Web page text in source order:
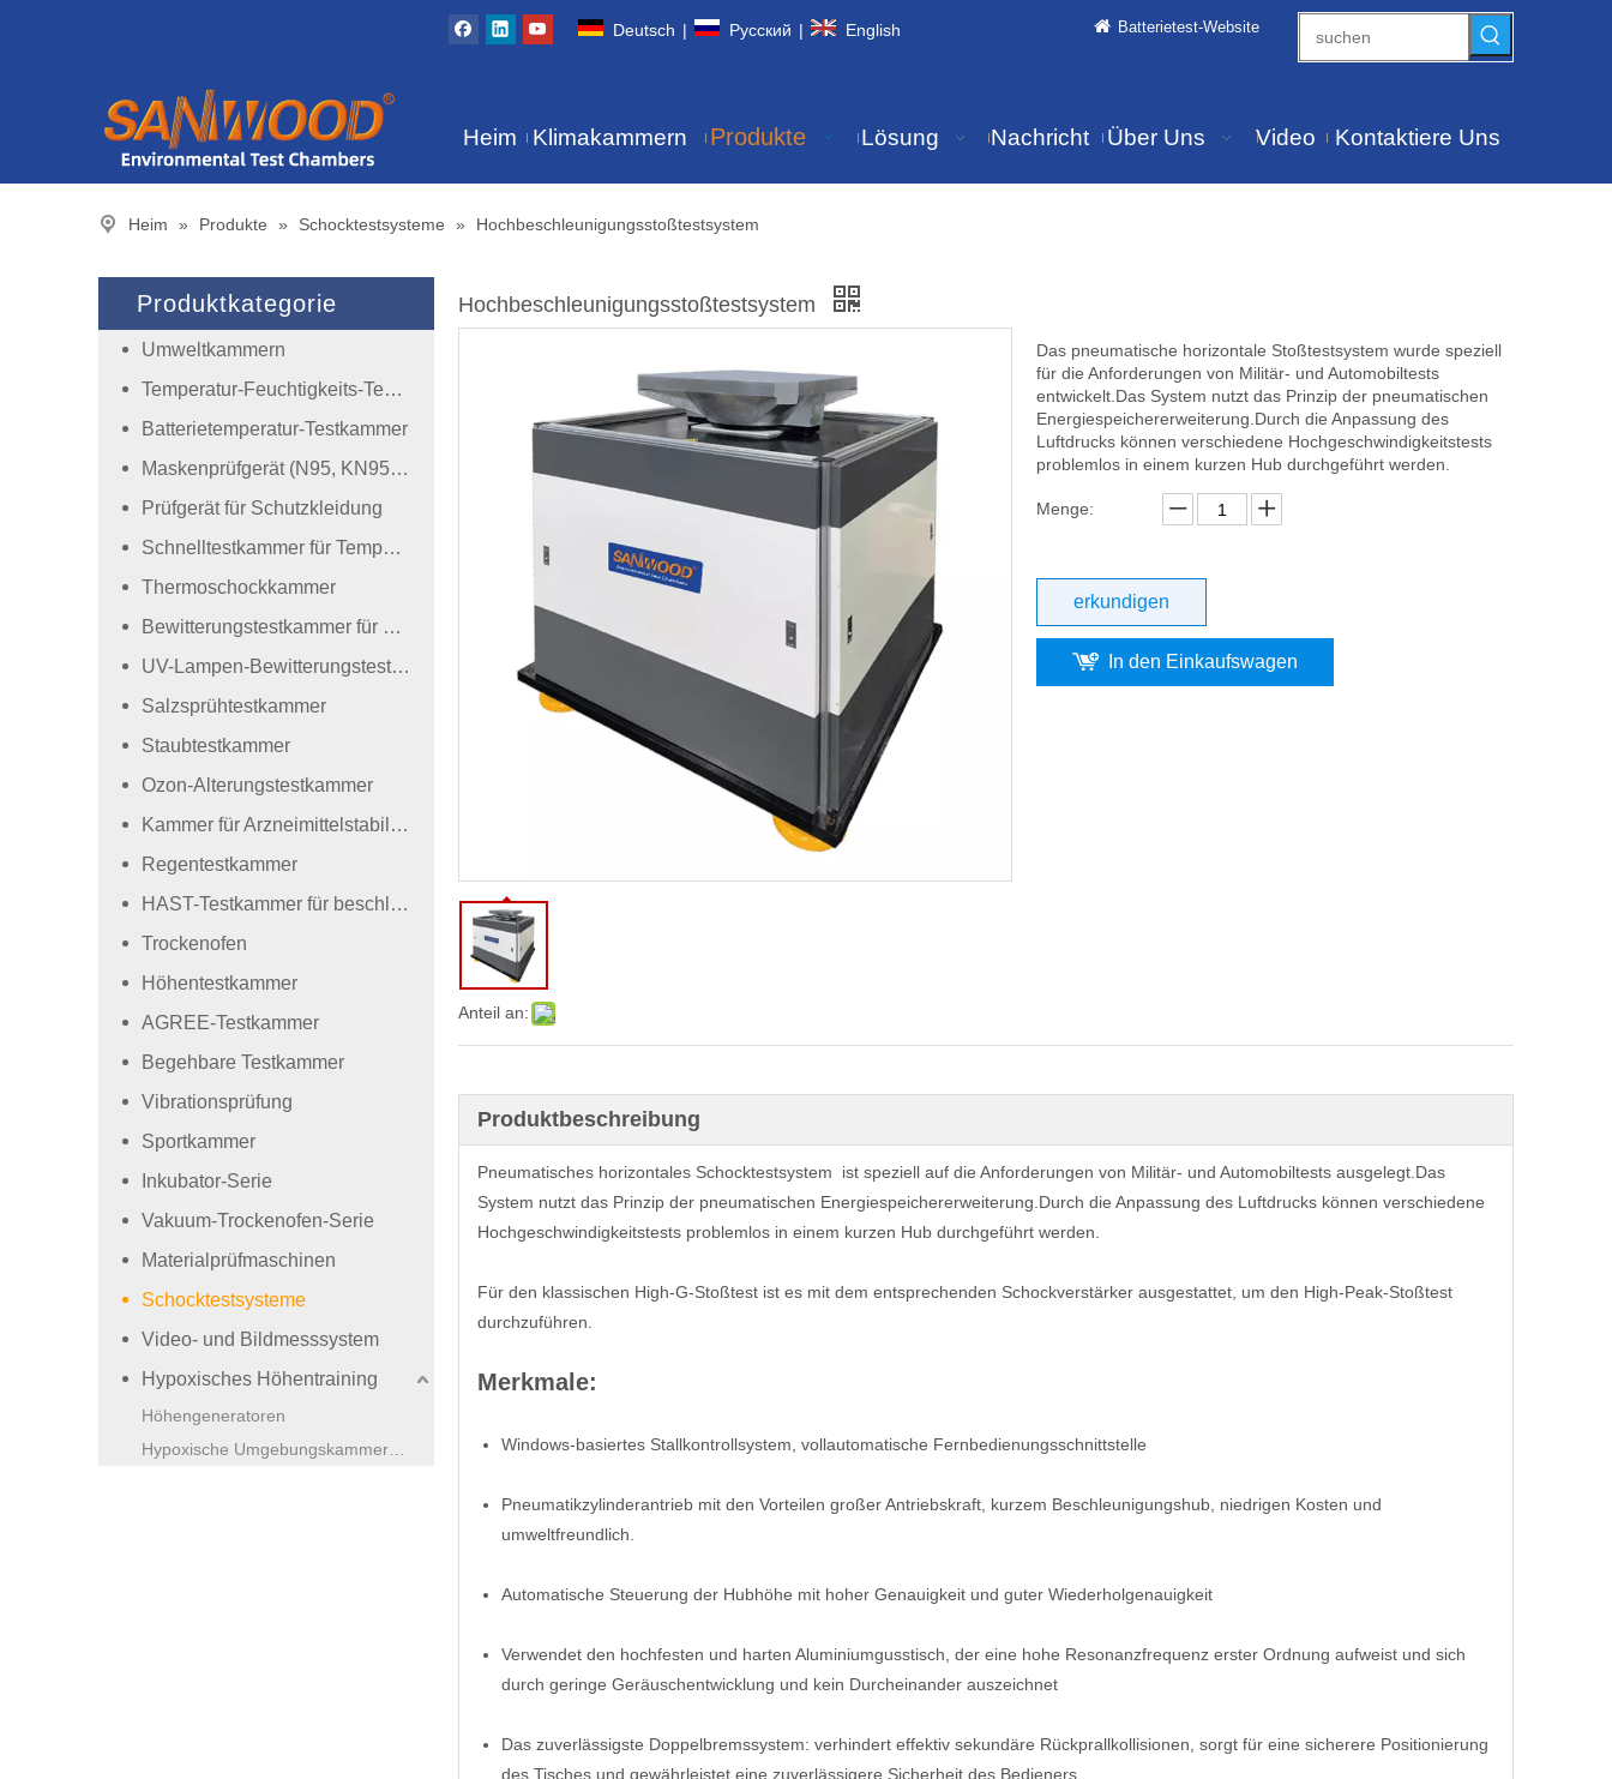
Deutsch | Pусский | English Batterietest-Website
Heim Klimakammern Produkte Lösung Nachricht Über Uns Video Kontaktiere Uns
Heim » Produkte » Schocktestsysteme » Hochbeschleunigungsstoßtestsystem
Produktkategorie
Umweltkammern
Temperatur-Feuchtigkeits-Testkammer
Batterietemperatur-Testkammer
Maskenprüfgerät (N95, KN95, Einwegmaske)
Prüfgerät für Schutzkleidung
Schnelltestkammer für Temperaturwechsel
Thermoschockkammer
Bewitterungstestkammer für Xenonlampen
UV-Lampen-Bewitterungstestkammer
Salzsprühtestkammer
Staubtestkammer
Ozon-Alterungstestkammer
Kammer für Arzneimittelstabilitätstests
Regentestkammer
HAST-Testkammer für beschleunigte Alterung
Trockenofen
Höhentestkammer
AGREE-Testkammer
Begehbare Testkammer
Vibrationsprüfung
Sportkammer
Inkubator-Serie
Vakuum-Trockenofen-Serie
Materialprüfmaschinen
Schocktestsysteme
Video- und Bildmesssystem
Hypoxisches Höhentraining
Höhengeneratoren
Hochbeschleunigungsstoßtestsystem
Anteil an:
Das pneumatische horizontale Stoßtestsystem wurde speziell
für die Anforderungen von Militär- und Automobiltests
entwickelt.Das System nutzt das Prinzip der pneumatischen
Energiespeichererweiterung.Durch die Anpassung des
Luftdrucks können verschiedene Hochgeschwindigkeitstests
problemlos in einem kurzen Hub durchgeführt werden.
Menge:
erkundigen
In den Einkaufswagen
Produktbeschreibung
Pneumatisches horizontales Schocktestsystem ist speziell auf die Anforderungen von Militär- und Automobiltests ausgelegt.Das
System nutzt das Prinzip der pneumatischen Energiespeichererweiterung.Durch die Anpassung des Luftdrucks können verschiedene
Hochgeschwindigkeitstests problemlos in einem kurzen Hub durchgeführt werden.
Für den klassischen High-G-Stoßtest ist es mit dem entsprechenden Schockverstärker ausgestattet, um den High-Peak-Stoßtest
durchzuführen.
Merkmale:
Windows-basiertes Stallkontrollsystem, vollautomatische Fernbedienungsschnittstelle
Pneumatikzylinderantrieb mit den Vorteilen großer Antriebskraft, kurzem Beschleunigungshub, niedrigen Kosten und
umweltfreundlich.
Automatische Steuerung der Hubhöhe mit hoher Genauigkeit und guter Wiederholgenauigkeit
Verwendet den hochfesten und harten Aluminiumgusstisch, der eine hohe Resonanzfrequenz erster Ordnung aufweist und sich
durch geringe Geräuschentwicklung und kein Durcheinander auszeichnet
Das zuverlässigste Doppelbremssystem: verhindert effektiv sekundäre Rückprallkollisionen, sorgt für eine sicherere Positionierung
des Tisches und gewährleistet eine zuverlässigere Sicherheit des Bedieners.